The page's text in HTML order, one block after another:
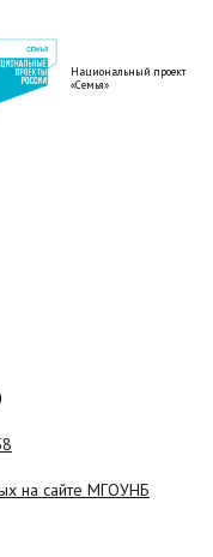
Национальный проект
«Семья»
на сайте МГОУНБ